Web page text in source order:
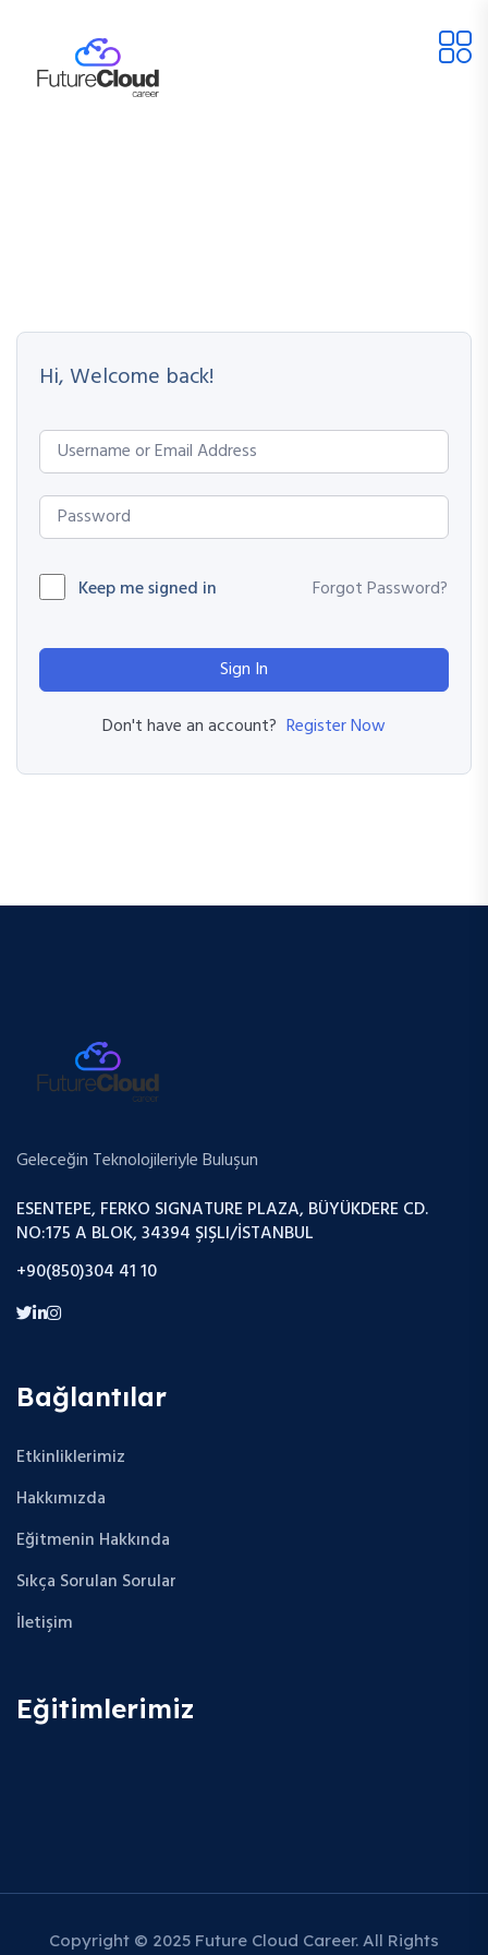
Hi, Welcome back!
Keep me signed in Forgot Password?
Sign In
Don't have an account? Register Now
Geleceğin Teknolojileriyle Buluşun
ESENTEPE, FERKO SIGNATURE PLAZA, BÜYÜKDERE CD.
NO:175 A BLOK, 34394 ŞIŞLI/İSTANBUL
+90(850)304 41 10
Bağlantılar
Etkinliklerimiz
Hakkımızda
Eğitmenin Hakkında
Sıkça Sorulan Sorular
İletişim
Eğitimlerimiz
Copyright © 2025 Future Cloud Career. All Rights